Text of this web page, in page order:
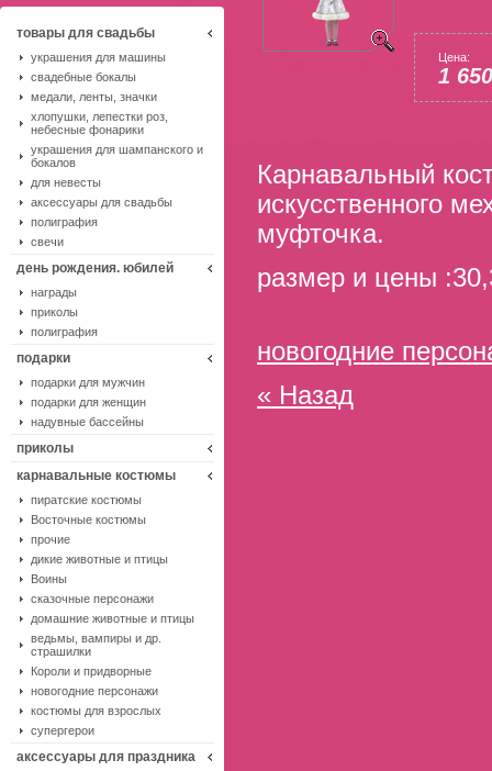
Цена:
1 650
Карнавальный
искусственного
муфточка.
размер и цены
новогодние
« Назад
товары для свадьбы
украшения для машины
свадебные бокалы
медали, ленты, значки
хлопушки, лепестки роз,
небесные фонарики
украшения для шампанского и
бокалов
для невесты
аксессуары для свадьбы
полиграфия
свечи
день рождения. юбилей
награды
приколы
полиграфия
подарки
подарки для мужчин
подарки для женщин
надувные бассейны
приколы
карнавальные костюмы
пиратские костюмы
Восточные костюмы
прочие
дикие животные и птицы
Воины
сказочные персонажи
домашние животные и птицы
ведьмы, вампиры и др.
страшилки
Короли и придворные
новогодние персонажи
костюмы для взрослых
супергерои
аксессуары для праздника